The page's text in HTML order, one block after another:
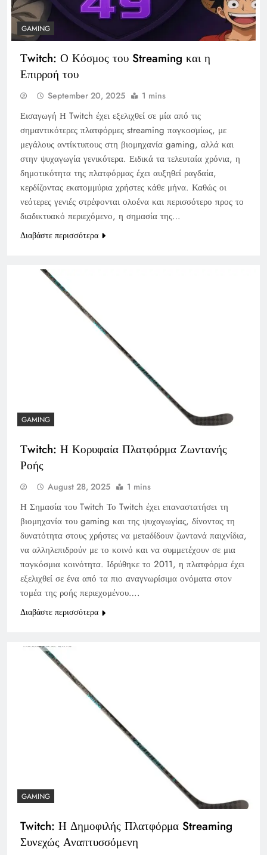
GAMING
Τwitch: Ο Κόσμος του Streaming και η
Επιρροή του
September 20, 2025 1 mins
Εισαγωγή Η Twitch έχει εξελιχθεί σε μία από τις
σημαντικότερες πλατφόρμες streaming παγκοσμίως, με
μεγάλους αντίκτυπους στη βιομηχανία gaming, αλλά και
στην ψυχαγωγία γενικότερα. Ειδικά τα τελευταία χρόνια, η
δημοτικότητα της πλατφόρμας έχει αυξηθεί ραγδαία,
κερδίζοντας εκατομμύρια χρήστες κάθε μήνα. Καθώς οι
νεότερες γενιές στρέφονται ολοένα και περισσότερο προς το
διαδικτυακό περιεχόμενο, η σημασία της…
Διαβάστε περισσότερα
GAMING
Τwitch: Η Κορυφαία Πλατφόρμα Ζωντανής
Ροής
August 28, 2025 1 mins
Η Σημασία του Twitch Το Twitch έχει επαναστατήσει τη
βιομηχανία του gaming και της ψυχαγωγίας, δίνοντας τη
δυνατότητα στους χρήστες να μεταδίδουν ζωντανά παιχνίδια,
να αλληλεπιδρούν με το κοινό και να συμμετέχουν σε μια
παγκόσμια κοινότητα. Ιδρύθηκε το 2011, η πλατφόρμα έχει
εξελιχθεί σε ένα από τα πιο αναγνωρίσιμα ονόματα στον
τομέα της ροής περιεχομένου….
Διαβάστε περισσότερα
GAMING
Twitch: Η Δημοφιλής Πλατφόρμα Streaming
Συνεχώς Αναπτυσσόμενη